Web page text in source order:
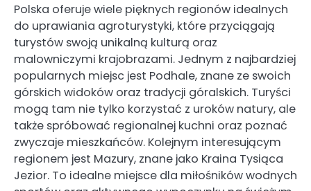
Polska oferuje wiele pięknych regionów idealnych
do uprawiania agroturystyki, które przyciągają
turystów swoją unikalną kulturą oraz
malowniczymi krajobrazami. Jednym z najbardziej
popularnych miejsc jest Podhale, znane ze swoich
górskich widoków oraz tradycji góralskich. Turyści
mogą tam nie tylko korzystać z uroków natury, ale
także spróbować regionalnej kuchni oraz poznać
zwyczaje mieszkańców. Kolejnym interesującym
regionem jest Mazury, znane jako Kraina Tysiąca
Jezior. To idealne miejsce dla miłośników wodnych